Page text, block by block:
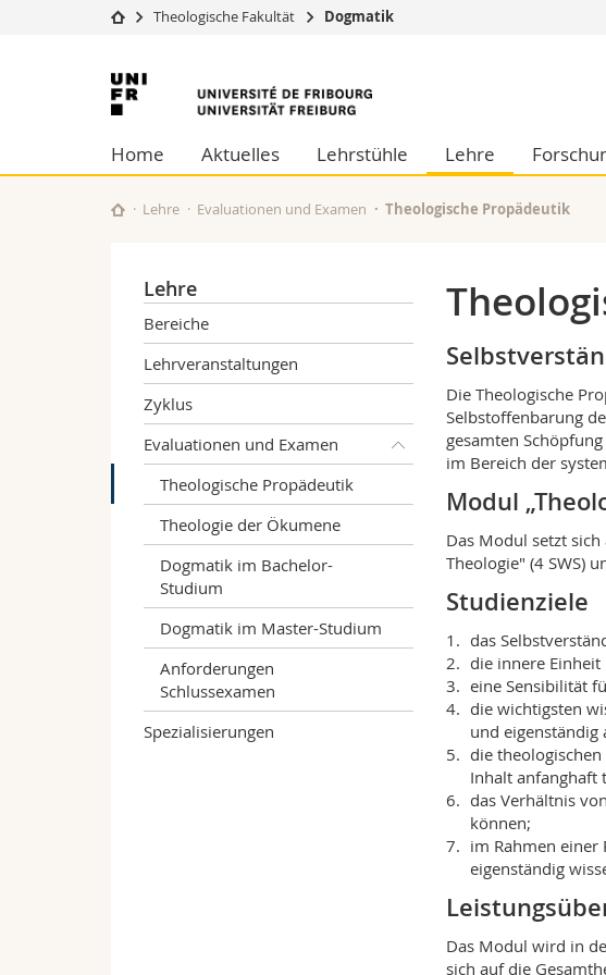
Universität
Studium
Forschung
Universität
Weiterbildung
Wirtschafts- und
Philosophische Fak.
Fak. für Erziehungs- und
Math.-Nat. und Med. Fak.
Theologische Fakultät Dogmatik
Universität
Freiburg
Home Aktuelles Lehrstühle Lehre
Lehre Evaluationen und Examen Theologische Propädeutik
Lehre
Bereiche
Lehrveranstaltungen
Zyklus
Evaluationen und Examen
Theologische Propädeutik
Theologie der Ökumene
Dogmatik im Bachelor-
Studium
Dogmatik im Master-Studium
Anforderungen
Schlussexamen
Spezialisierungen
Die Theologische
Selbstoffenbarung
gesamten
im Bereich der
Modul
Das Modul setzt
Theologie" (4 SWS)
Studienziele
das
die innere
eine Sensibilität
die wichtigsten
und eigenständig
die
Inhalt anfanghaft
das Verhältnis
können;
im Rahmen einer
eigenständig
Das Modul wird in
sich auf die